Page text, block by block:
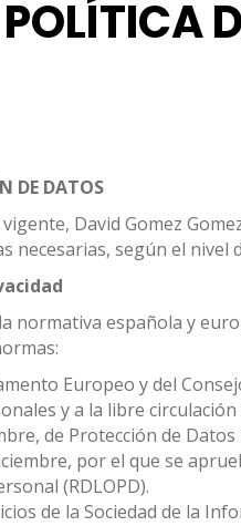
POLÍTICA
DE DATOS
David Gomez
necesarias, según el
normativa española y
Europeo y del
y a la libre circulación
de Protección de
por el que se
(RDLOPD).
de la Sociedad de la